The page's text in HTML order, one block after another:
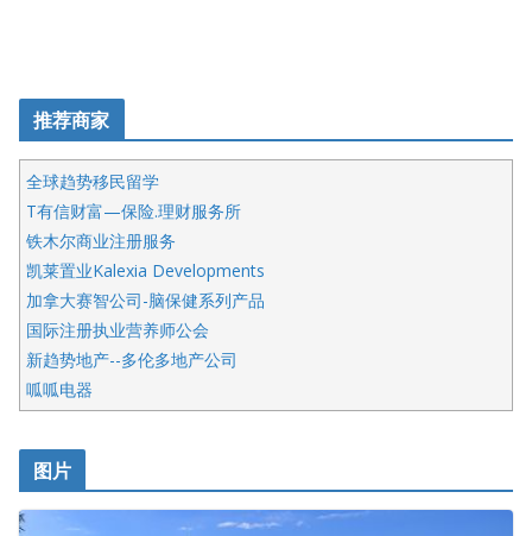
推荐商家
全球趋势移民留学
T有信财富—保险.理财服务所
铁木尔商业注册服务
凯莱置业Kalexia Developments
加拿大赛智公司-脑保健系列产品
国际注册执业营养师公会
新趋势地产--多伦多地产公司
呱呱电器
开明车行KS CAR SALES & SERVICE
皇后金融集团
铁木尔商业注册服务
图片